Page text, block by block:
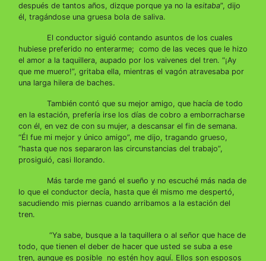
después de tantos años, dizque porque ya no la esitaba”, dijo
él, tragándose una gruesa bola de saliva.
El conductor siguió contando asuntos de los cuales
hubiese preferido no enterarme; como de las veces que le hizo
el amor a la taquillera, aupado por los vaivenes del tren. “¡Ay
que me muero!”, gritaba ella, mientras el vagón atravesaba por
una larga hilera de baches.
También contó que su mejor amigo, que hacía de todo
en la estación, prefería irse los días de cobro a emborracharse
con él, en vez de con su mujer, a descansar el fin de semana.
“Él fue mi mejor y único amigo”, me dijo, tragando grueso,
“hasta que nos separaron las circunstancias del trabajo”,
prosiguió, casi llorando.
Más tarde me ganó el sueño y no escuché más nada de
lo que el conductor decía, hasta que él mismo me despertó,
sacudiendo mis piernas cuando arribamos a la estación del
tren.
“Ya sabe, busque a la taquillera o al señor que hace de
todo, que tienen el deber de hacer que usted se suba a ese
tren, aunque es posible no estén hoy aquí. Ellos son esposos